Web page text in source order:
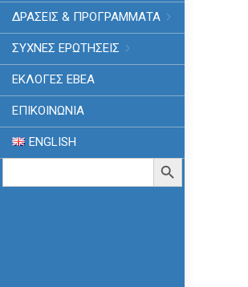
ΔΡΑΣΕΙΣ & ΠΡΟΓΡΑΜΜΑΤΑ
ΣΥΧΝΕΣ ΕΡΩΤΗΣΕΙΣ
ΕΚΛΟΓΈΣ ΕΒΕΑ
ΕΠΙΚΟΙΝΩΝΙΑ
ENGLISH
Search
Search Button